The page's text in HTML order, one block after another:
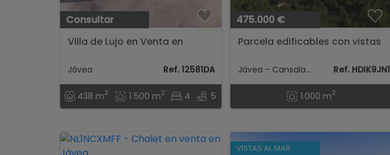
Consultar
Villa de Lujo en Venta en
Montaña...
Jávea Ref. 12581DA
438 m2 1.500 m2 4 5
475.000 €
Parcela edificables con vistas
Cansalades Javea...
Jávea - Cansalades Ref. HDIK9JN1
1.000 m2
VISTAS AL MAR